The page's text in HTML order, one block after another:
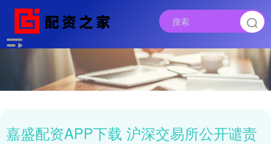
嘉盛配资APP下载 沪深交易所公开谴责